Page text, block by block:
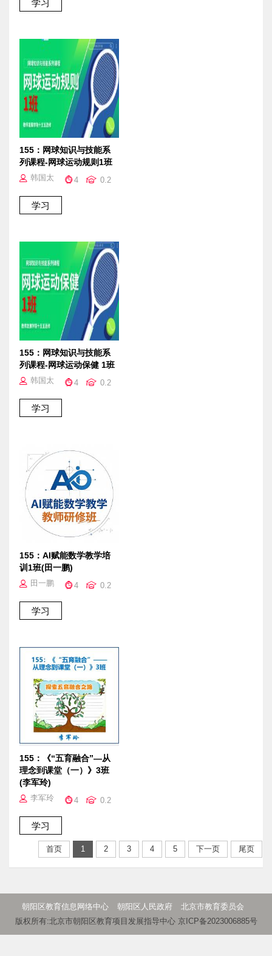
155：网球知识与技能系
列课程-网球运动规则1班
韩国太 4 0.2
155：网球知识与技能系
列课程-网球运动保健 1班
韩国太 4 0.2
155：AI赋能数学教学培
训1班(田一鹏)
田一鹏 4 0.2
155：《“五育融合”—从
理念到课堂（一）》3班
(李军玲)
李军玲 4 0.2
首页 1 2 3 4 5 下一页 尾页
朝阳区教育信息网络中心 朝阳区人民政府
北京市教育委员会
版权所有:北京市朝阳区教育项目发展指导中心 京ICP备2023006885号